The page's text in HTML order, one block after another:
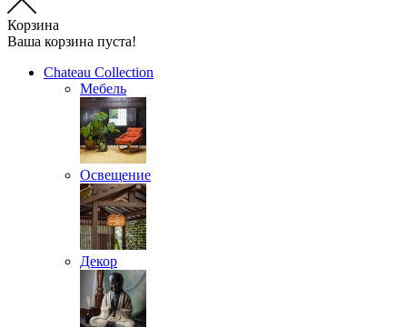
Корзина
Ваша корзина пуста!
Chateau Collection
Мебель
Освещение
Декор